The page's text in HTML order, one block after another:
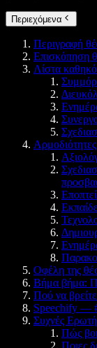
Περιεχόμενα
Περιγραφή
Επισκόπηση
Λίστα
Οφέλη της
Βήμα βήμα:
Πού να
Speechify —
Συχνές
Πώς